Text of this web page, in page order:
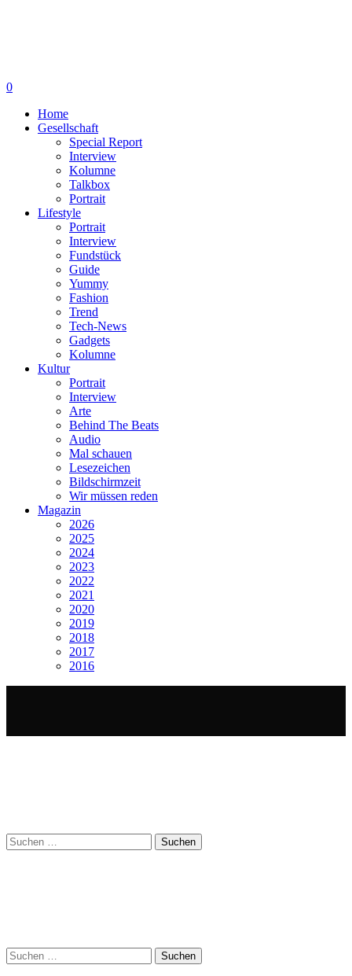
0
Home
Gesellschaft
Special Report
Interview
Kolumne
Talkbox
Portrait
Lifestyle
Portrait
Interview
Fundstück
Guide
Yummy
Fashion
Trend
Tech-News
Gadgets
Kolumne
Kultur
Portrait
Interview
Arte
Behind The Beats
Audio
Mal schauen
Lesezeichen
Bildschirmzeit
Wir müssen reden
Magazin
2026
2025
2024
2023
2022
2021
2020
2019
2018
2017
2016
Suchen
nach:
Suchen
nach: